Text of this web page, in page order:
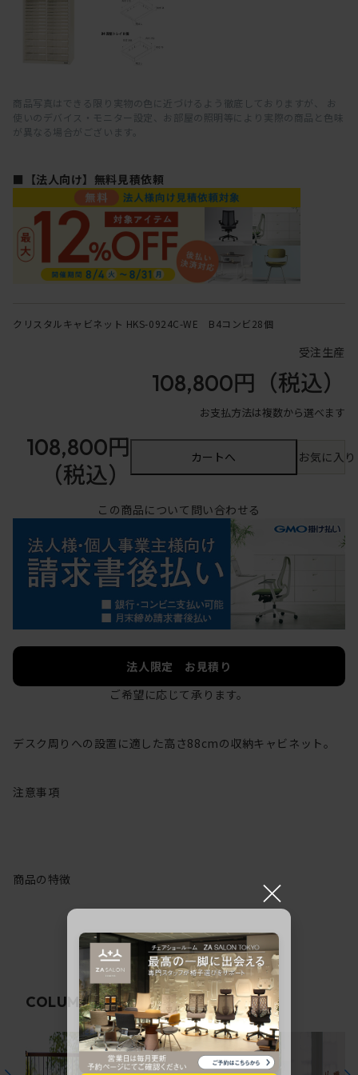
商品写真はできる限り実物の色に近づけるよう徹底しておりますが、 お
使いのデバイス・モニター設定、お部屋の照明等により実際の商品と色味
が異なる場合がございます。
■【法人向け】無料見積依頼
クリスタルキャビネット HKS-0924C-WE B4コンビ28個
受注生産
108,800円 （税込）
お支払方法は複数から選べます
108,800円
（税込）
カートへ お気に入
この商品について問い合わせる
法人限定 お見積り
ご希望に応じて承ります。
デスク周りへの設置に適した高さ88cmの収納キャビネット。
注意事項
商品の特徴
COLUMN関連コラム
×